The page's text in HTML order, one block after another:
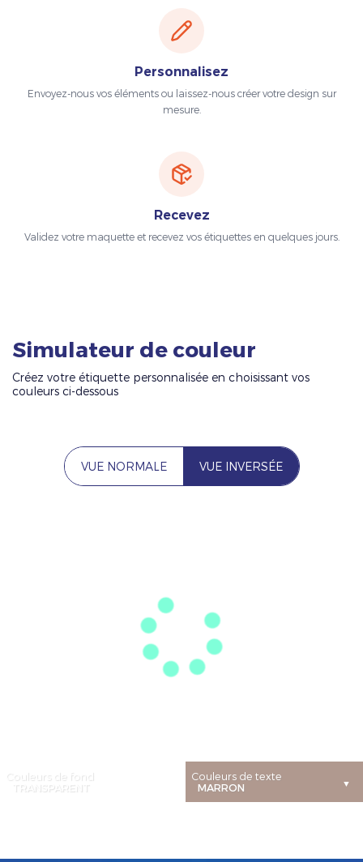
Personnalisez
Envoyez-nous vos éléments ou laissez-nous créer votre design sur
mesure.
Recevez
Validez votre maquette et recevez vos étiquettes en quelques jours.
Simulateur de couleur
Créez votre étiquette personnalisée en choisissant vos
couleurs ci-dessous
VUE NORMALE VUE INVERSÉE
Couleurs de fond Couleurs de texte